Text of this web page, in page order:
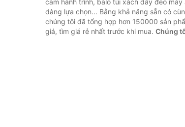
cam hành trình, balo túi xách dây đeo
dàng lựa chọn... Bằng khả năng sẵn có
chúng tôi đã tổng hợp hơn 150000 sản
giá, tìm giá rẻ nhất trước khi mua. Chúng